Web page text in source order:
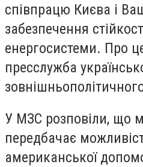
співпрацю Києва і
забезпечення
енергосистеми. Про
пресслужба
У МЗС розповіли, що
передбачає
американської